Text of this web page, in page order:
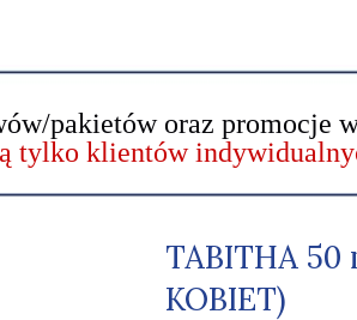
pakietów oraz promocje
tylko klientów
TABITHA 50
KOBIET)